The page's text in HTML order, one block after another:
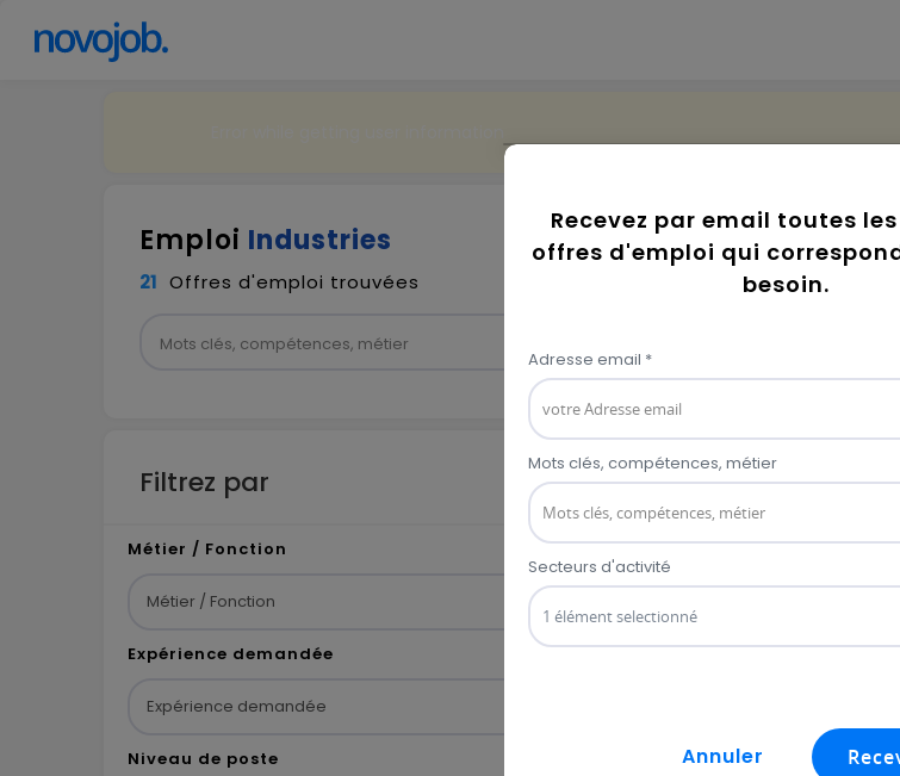
Emploi Industries
21 Offres d'emploi trouvées
Filtrez par
Métier / Fonction
Expérience demandée
Niveau de poste
Industriesgroupe d’activités, de
matière exploitable. Quelques
coordinateur de production.
plus
Technicien
SOLIBRA
Abidjan, Côte